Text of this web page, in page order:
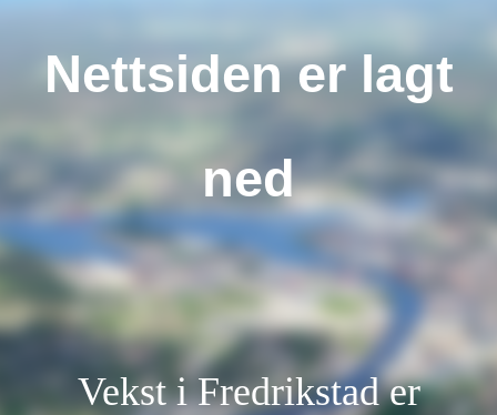
Nettsiden er lagt
ned
Vekst i Fredrikstad er